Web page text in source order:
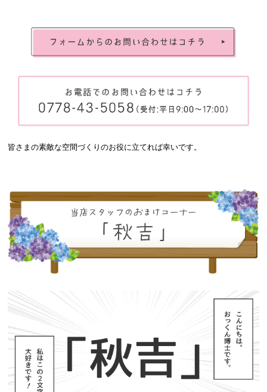
皆さまの素敵な空間づくりのお役に立てれば幸いです。